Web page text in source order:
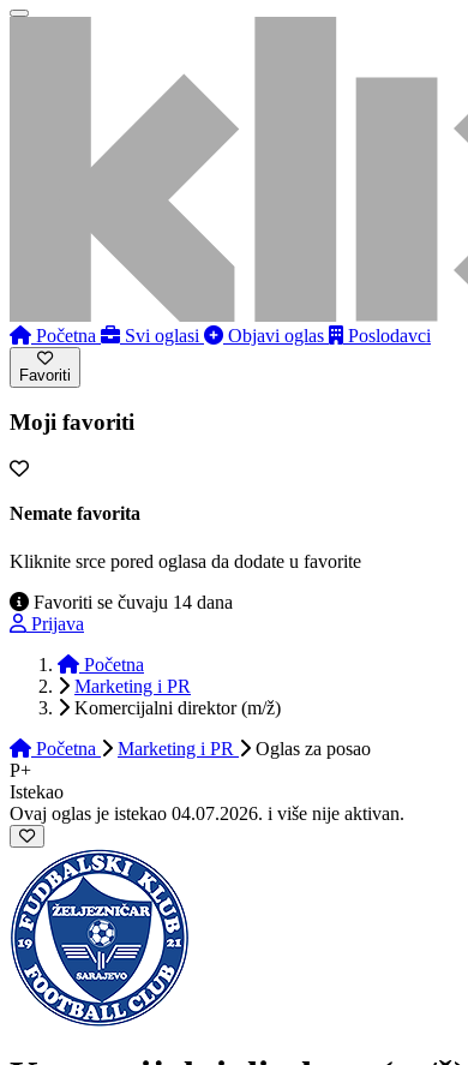
Početna Svi oglasi Objavi oglas Poslodavci
Favoriti
Moji favoriti
Nemate favorita
Kliknite srce pored oglasa da dodate u favorite
Favoriti se čuvaju 14 dana
Prijava
Početna
Marketing i PR
Komercijalni direktor (m/ž)
Početna
Marketing i PR Oglas za posao
P+
Istekao
Ovaj oglas je istekao 04.07.2026. i više nije aktivan.